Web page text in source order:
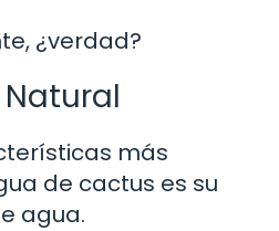
¿verdad?
más
de cactus es su
agua.